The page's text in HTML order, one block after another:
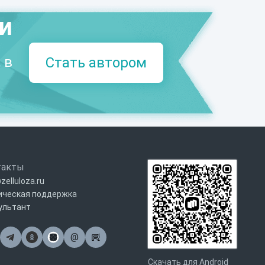
в
Стать автором
поддержка
@Почта
Скачать для Android